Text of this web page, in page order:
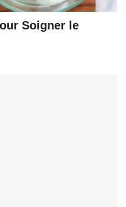
Soigner le